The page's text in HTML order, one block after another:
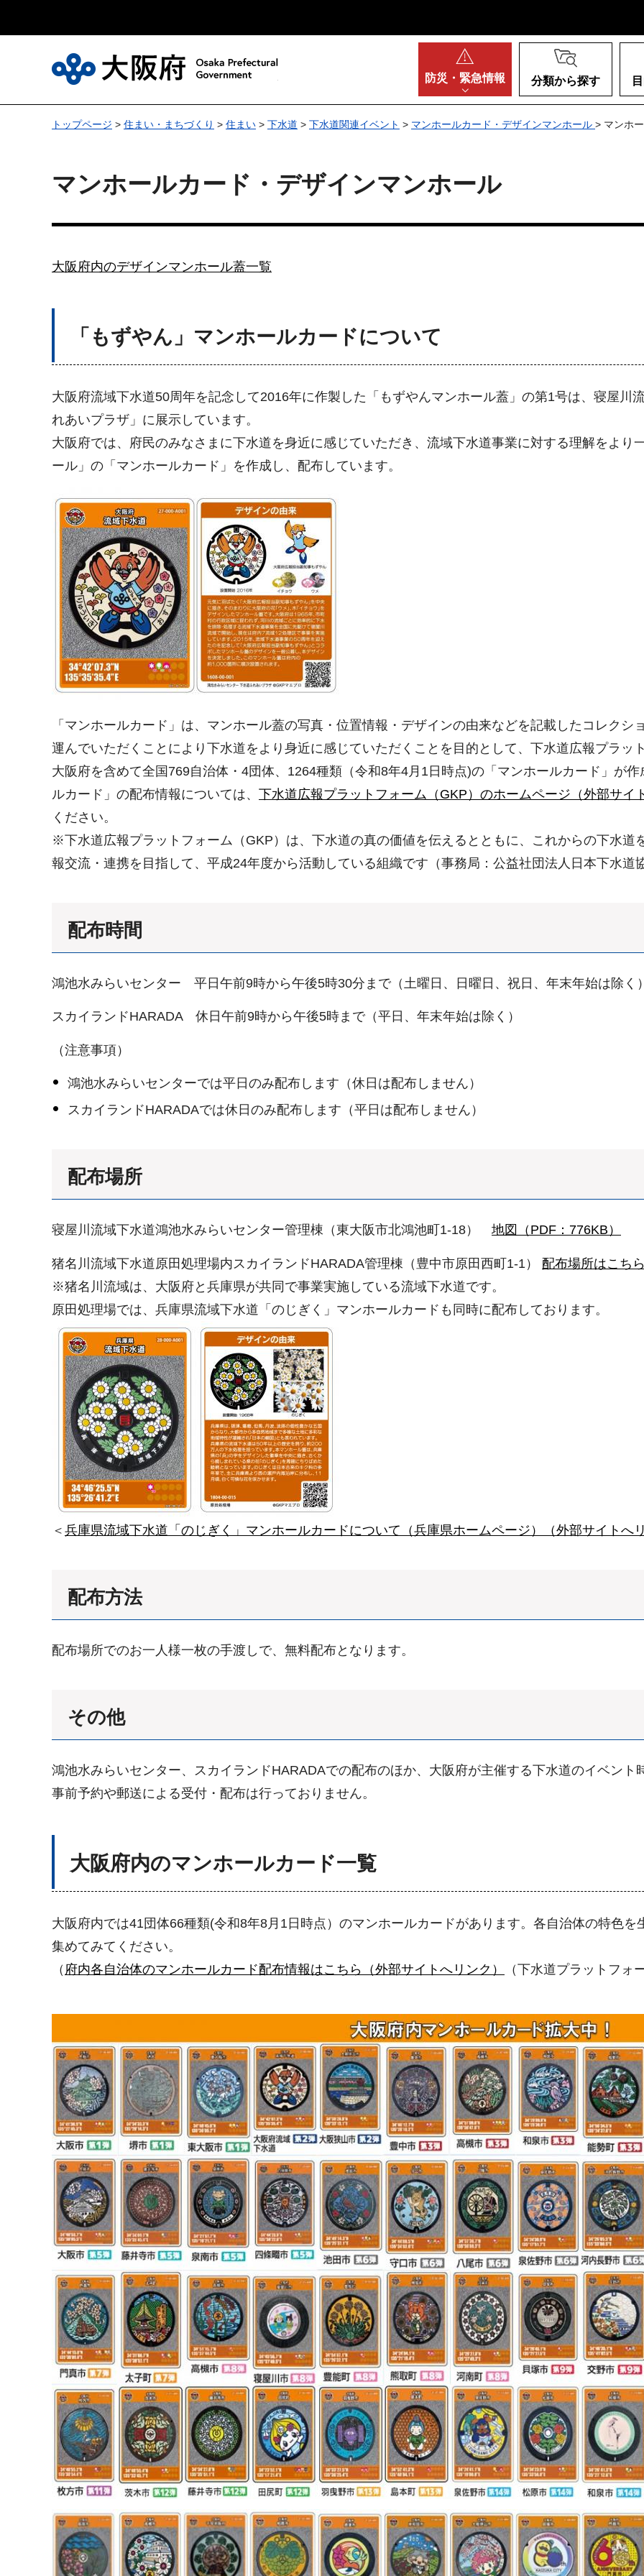
防災・ 緊急情報 分類から探す
トップページ > 住まい・まちづくり > 住まい > 下水道 > 下水道関連イベント > マンホールカード・デザインマンホール > マンホ
マンホールカード・デザインマンホール
大阪府内のデザインマンホール蓋一覧
「もずやん」マンホールカードについて
大阪府流域下水道50周年を記念して2016年に作製した「もずやんマンホール蓋」の第1号は、寝屋川
れあいプラザ」に展示しています。
大阪府では、府民のみなさまに下水道を身近に感じていただき、流域下水道事業に対する理解をより
ール」の「マンホールカード」を作成し、配布しています。
「マンホールカード」は、マンホール蓋の写真・位置情報・デザインの由来などを記載したコレク
運んでいただくことにより下水道をより身近に感じていただくことを目的として、下水道広報プラッ
大阪府を含めて全国769自治体・4団体、1264種類（令和8年4月1日時点)の「マンホールカード」が
ルカード」の配布情報については、 下水道広報プラットフォーム（GKP）のホームページ（外部サイ
ください。
※下水道広報プラットフォーム（GKP）は、下水道の真の価値を伝えるとともに、これからの下水道
報交流・連携を目指して、平成24年度から活動している組織です（事務局：公益社団法人日本下水道
配布時間
鴻池水みらいセンター 平日午前9時から午後5時30分まで（土曜日、日曜日、祝日、年末年始は除く）
スカイランドHARADA 休日午前9時から午後5時まで（平日、年末年始は除く）
（注意事項）
鴻池水みらいセンターでは平日のみ配布します（休日は配布しません）
スカイランドHARADAでは休日のみ配布します（平日は配布しません）
配布場所
寝屋川流域下水道鴻池水みらいセンター管理棟（東大阪市北鴻池町1-18） 地図（PDF：776KB）
猪名川流域下水道原田処理場内スカイランドHARADA管理棟（豊中市原田西町1-1） 配布場所はこち
※猪名川流域は、大阪府と兵庫県が共同で事業実施している流域下水道です。
原田処理場では、兵庫県流域下水道「のじぎく」マンホールカードも同時に配布しております。
＜ 兵庫県流域下水道「のじぎく」マンホールカードについて（兵庫県ホームページ）（外部サイトへリ
配布方法
配布場所でのお一人様一枚の手渡しで、無料配布となります。
その他
鴻池水みらいセンター、スカイランドHARADAでの配布のほか、大阪府が主催する下水道のイベント
事前予約や郵送による受付・配布は行っておりません。
大阪府内のマンホールカード一覧
大阪府内では41団体66種類(令和8年8月1日時点）のマンホールカードがあります。各自治体の特色
集めてみてください。
（ 府内各自治体のマンホールカード配布情報はこちら（外部サイトへリンク） （下水道プラットフォ